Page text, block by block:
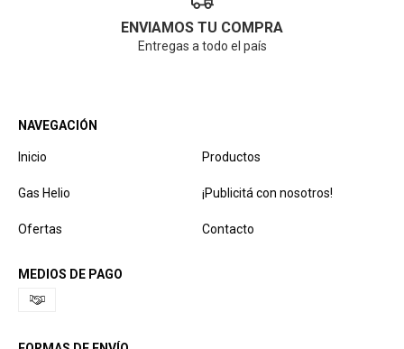
ENVIAMOS TU COMPRA
Entregas a todo el país
NAVEGACIÓN
Inicio Productos
Gas Helio ¡Publicitá con nosotros!
Ofertas Contacto
MEDIOS DE PAGO